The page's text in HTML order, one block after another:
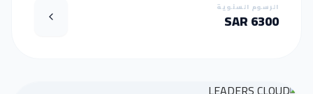
الرسوم السنوية
6300 SAR